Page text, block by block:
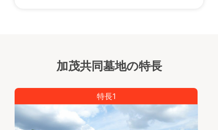
加茂共同墓地の特長
特長1